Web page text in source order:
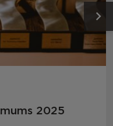
2025